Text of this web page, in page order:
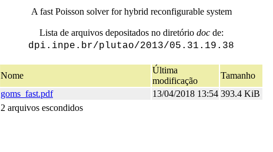
A fast Poisson solver for hybrid reconfigurable system
Lista de arquivos depositados no diretório docde:
dpi.inpe.br/plutao/2013/05.31.19.38
Nome
Última
modificação
Tamanho
goms_fast.pdf
13/04/2018 13:54 393.4 KiB
2 arquivos escondidos